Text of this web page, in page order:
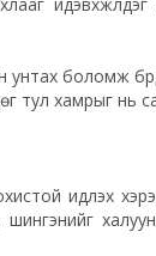
унтах боломж
тул хамрыг нь
идүүлэх